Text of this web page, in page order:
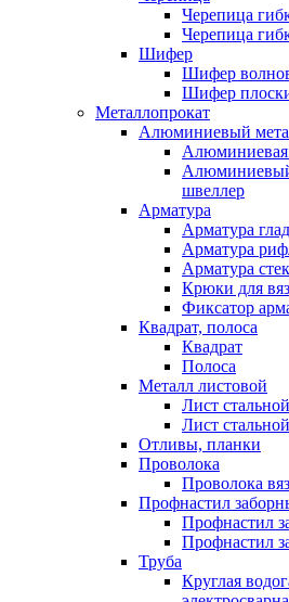
Черепица
Черепица
Шифер
Шифер
Шифер
Металлопрокат
Алюминиевый
Алюминиевая
швеллер
Арматура
Арматура
Арматура
Арматура
Крюки для
Фиксатор
Квадрат, полоса
Квадрат
Полоса
Металл листовой
Лист стальной
Лист
Отливы, планки
Проволока
Проволока
Профнастил
Профнастил
Профнастил
Труба
Круглая